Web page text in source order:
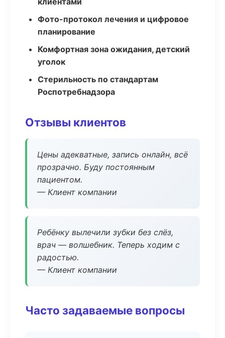
Фото-протокол лечения и цифровое
планирование
Комфортная зона ожидания, детский
уголок
Стерильность по стандартам
Роспотребнадзора
Отзывы клиентов
Цены адекватные, запись онлайн, всё
прозрачно. Буду постоянным
пациентом.
— Клиент компании
Ребёнку вылечили зубки без слёз,
врач — волшебник. Теперь ходим с
радостью.
— Клиент компании
Часто задаваемые вопросы